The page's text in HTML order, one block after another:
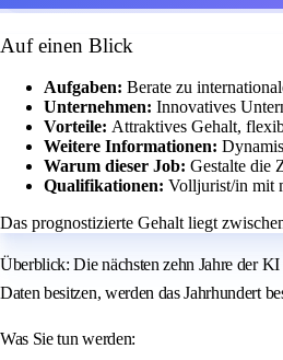
Auf einen Blick
Aufgaben: Berate zu
Unternehmen: Innovatives
Vorteile: Attraktives Gehalt,
Weitere Informationen:
Warum dieser Job: Gestalte die
Qualifikationen: Volljurist/in mit
Das prognostizierte Gehalt liegt
Überblick: Die nächsten zehn Jahre der
Daten besitzen, werden das Jahrhundert
Was Sie tun werden: